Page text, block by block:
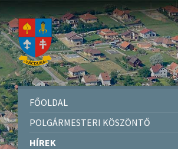
FŐOLDAL
POLGÁRMESTERI KÖSZÖNTŐ
HÍREK